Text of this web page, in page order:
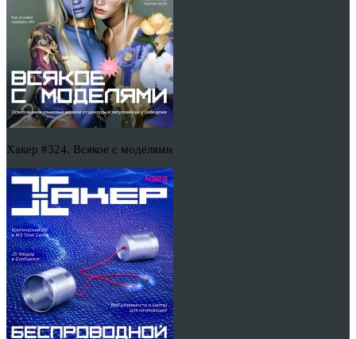
Хакер #324. Всякое с моделями